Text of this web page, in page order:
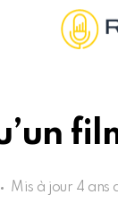
Mis à jour 4 ans